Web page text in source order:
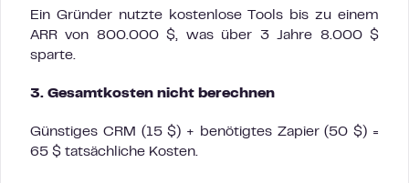
Ein Gründer nutzte kostenlose Tools bis zu einem
ARR von 800.000 $, was über 3 Jahre 8.000 $
sparte.
3. Gesamtkosten nicht berechnen
Günstiges CRM (15 $) + benötigtes Zapier (50 $) =
65 $ tatsächliche Kosten.